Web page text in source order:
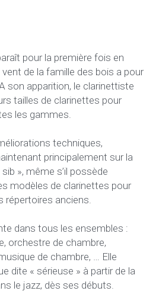
pour la première fois en
de la famille des bois a pour
son apparition, le clarinettiste
tailles de clarinettes pour
les gammes.
techniques,
principalement sur la
», même s’il possède
modèles de clarinettes pour
répertoires anciens.
dans tous les ensembles :
orchestre de chambre,
de chambre, … Elle
dite « sérieuse » à partir de la
le jazz, dès ses débuts.